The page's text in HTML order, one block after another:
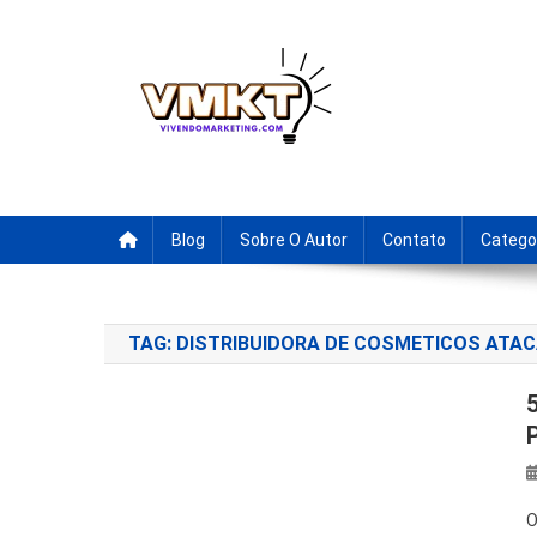
Blog Sobre O Autor Contato
TAG: DISTRIBUIDORA DE COSMETICOS